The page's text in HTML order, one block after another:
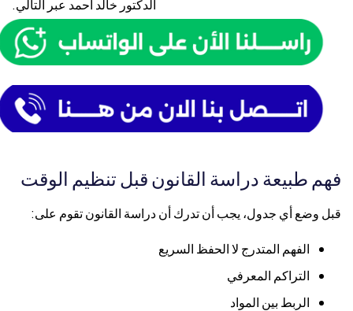
الدكتور خالد أحمدعبر التالي.
فهم طبيعة دراسة القانون قبل تنظيم الوقت
قبل وضع أي جدول، يجب أن تدرك أن دراسة القانون تقوم على:
الفهم المتدرج لا الحفظ السريع
التراكم المعرفي
الربط بين المواد